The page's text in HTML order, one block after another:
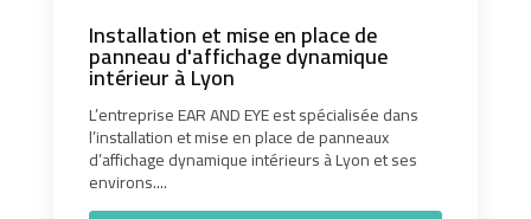
Installation et mise en place de
panneau d'affichage dynamique
intérieur à Lyon
L’entreprise EAR AND EYE est spécialisée dans
l’installation et mise en place de panneaux
d’affichage dynamique intérieurs à Lyon et ses
environs....